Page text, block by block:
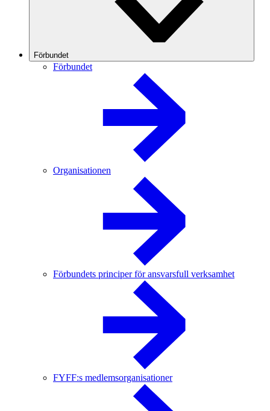
Förbundet
Förbundet
Organisationen
Förbundets principer för ansvarsfull verksamhet
FYFF:s medlemsorganisationer